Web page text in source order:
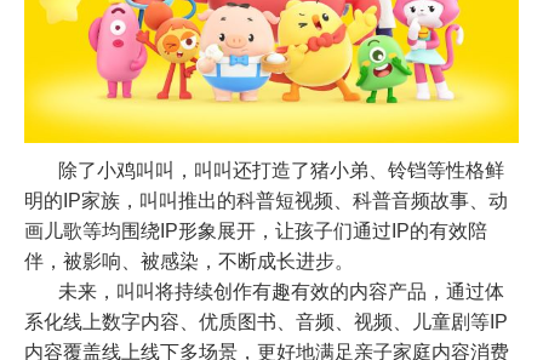
除了小鸡叫叫，叫叫还打造了猪小弟、铃铛等性格鲜
明的 IP家族，叫叫推出的科普短视频、科普音频故事、动
画儿歌等均围绕 IP形象展开，让孩子们通过 IP的有效陪
伴，被影响、被感染，不断成长进步。
未来，叫叫将持续创作有趣有效的内容产品，通过体
系化线上数字内容、优质图书、音频、视频、儿童剧等 IP
内容覆盖线上线下多场景，更好地满足亲子家庭内容消费